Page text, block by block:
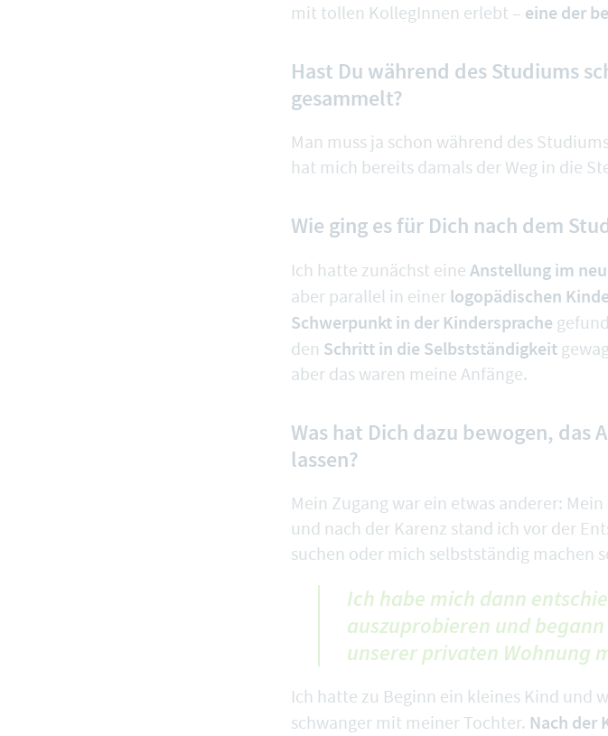
mit tollen KollegInnen erlebt – eine der
Hast Du während des Studiums
gesammelt?
Man muss ja schon während des
hat mich bereits damals der Weg in die
Wie ging es für Dich nach dem
Ich hatte zunächst eine Anstellung im
aber parallel in einer logopädischen
Schwerpunkt in der Kindersprache
den Schritt in die Selbstständigkeit
aber das waren meine Anfänge.
Was hat Dich dazu bewogen,
lassen?
Mein Zugang war ein etwas anderer:
und nach der Karenz stand ich vor der
suchen oder mich selbstständig machen
Ich habe mich dann
auszuprobieren und
unserer privaten Wohnung
Ich hatte zu Beginn ein kleines Kind und
schwanger mit meiner Tochter. Nach der